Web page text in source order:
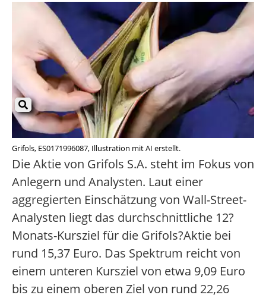
Grifols, ES0171996087, Illustration mit AI erstellt.
Die Aktie von Grifols S.A. steht im Fokus von
Anlegern und Analysten. Laut einer
aggregierten Einschätzung von Wall-Street-
Analysten liegt das durchschnittliche 12?
Monats-Kursziel für die Grifols?Aktie bei
rund 15,37 Euro. Das Spektrum reicht von
einem unteren Kursziel von etwa 9,09 Euro
bis zu einem oberen Ziel von rund 22,26